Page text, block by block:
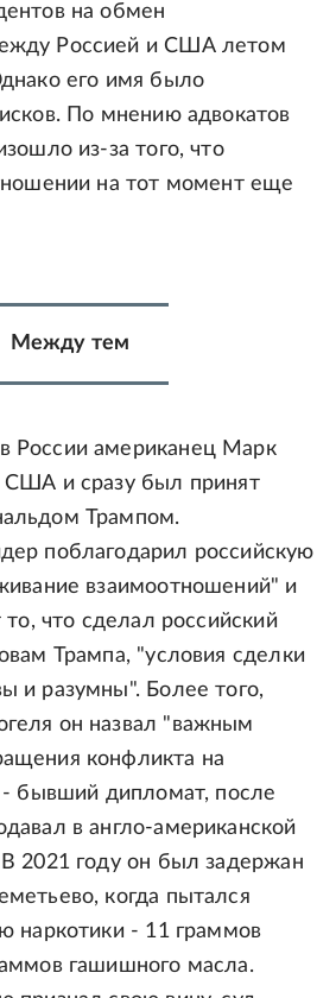
на обмен
Россией и США летом
его имя было
По мнению адвокатов
из-за того, что
на тот момент еще
Между тем
России американец Марк
и сразу был принят
Трампом.
поблагодарил российскую
взаимоотношений" и
то, что сделал российский
Трампа, "условия сделки
и разумны". Более того,
он назвал "важным
конфликта на
- бывший дипломат, после
в англо-американской
2021 году он был задержан
когда пытался
наркотики - 11 граммов
гашишного масла.